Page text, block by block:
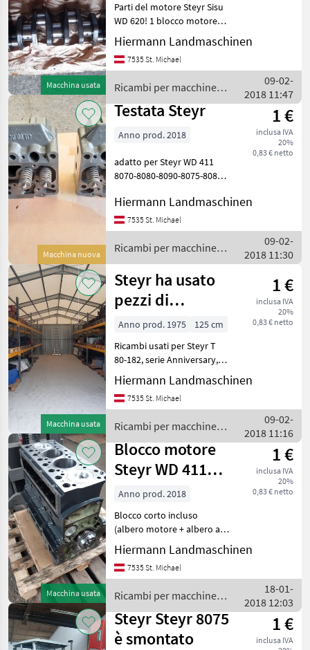
Macchina usata
Parti del motore Steyr Sisu
WD 620! 1 blocco motore
WD 620, 1 albero motore e
1 albero a camme per Sisu
WD 620 adatto per la serie
Ricambi p
Hiermann Landmaschinen
7535 St. Michael
Ricambi per macchine
agricole / Steyr
09-02-
2018 11:47
Macchina nuova
Testata Steyr 1 €
inclusa IVA
20%
0,83 € netto
Anno prod. 2018
adatto per Steyr WD 411
8070-8080-8090-8075-8085
T188, T190, 540 anche in
stock! Ricambi per
macchine agricole Pezzi per
trattori
Hiermann Landmaschinen
7535 St. Michael
Ricambi per macchine
agricole / Steyr
09-02-
2018 11:30
Macchina usata
Steyr ha usato
pezzi di
ricambio
1 €
inclusa IVA
20%
0,83 € netto
Anno prod. 1975
125 cm
Ricambi usati per Steyr T
80-182, serie Anniversary,
serie Plus, serie 8000
Ricambi per macchine
agricole Pezzi per trattori
Hiermann Landmaschinen
7535 St. Michael
Ricambi per macchine
agricole / Steyr
09-02-
2018 11:16
Macchina usata
Blocco motore
Steyr WD 411
8075,8080,8090
1 €
inclusa IVA
20%
0,83 € netto
Anno prod. 2018
Blocco corto incluso
(albero motore + albero a
camme + nuovi cuscinetti di
banco e cuscinetti di biella
+ pistoni e boccole) blocchi
188, 1
Hiermann Landmaschinen
7535 St. Michael
Ricambi per macchine
agricole / Steyr
18-01-
2018 12:03
Steyr Steyr 8075
è smontato
1 €
inclusa IVA